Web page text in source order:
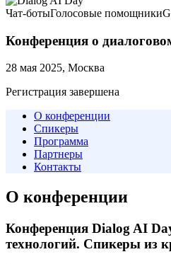
Чат-ботыГолосовые помощники
Конференция о
28 мая 2025, Москва
Регистрация завершена
О конференции
Спикеры
Программа
Партнеры
Контакты
О конференции
Конференция Dialog AI
технологий. Спикеры из